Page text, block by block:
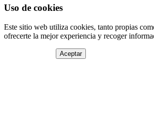
Uso de cookies
Este sitio web utiliza cookies, tanto propias
ofrecerte la mejor experiencia y recoger
Aceptar